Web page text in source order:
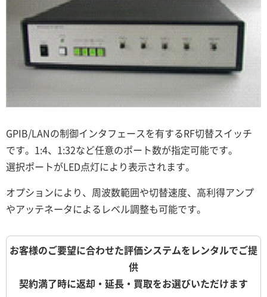
GPIB/LANの制御インタフェースを有するRF切替スイッチ
です。1:4、1:32など任意のポート数が指定可能です。
選択ポートがLED点灯により表示されます。
オプションにより、周波数範囲や切替速度、高利得アンプ
やアッテネータによるレベル調整も可能です。
お客様のご要望に合わせた評価システムをレンタルでご提
供
契約満了時に返却・延長・買取をお選びいただけます